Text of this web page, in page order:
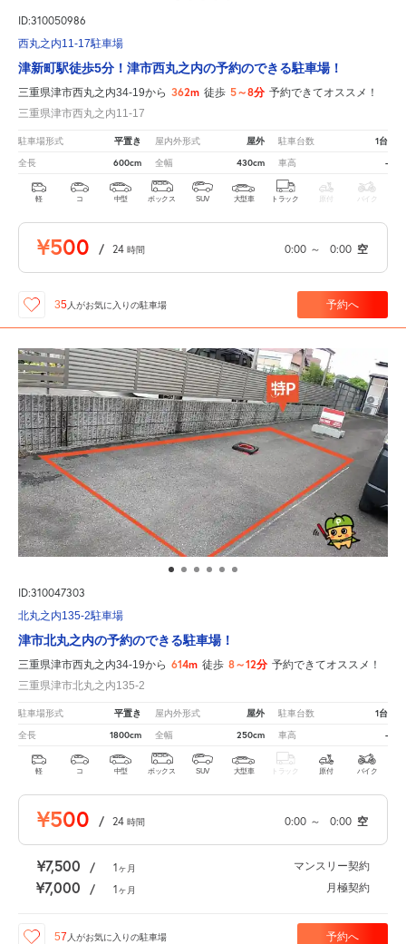
ID:310050986
西丸之内11-17駐車場
津新町駅徒歩5分！津市西丸之内の予約のできる駐車場！
三重県津市西丸之内34-19から 362m 徒歩 5～8分 予約できてオススメ！
三重県津市西丸之内11-17
駐車場形式 平置き 屋内外形式 屋外 駐車台数 1台
全長 600cm 全幅 430cm 車高 -
軽 コ 中型 ボックス SUV 大型車 トラック 原付 バイク
¥500 / 24 時間 0:00 ～ 0:00 空
35 人がお気に入りの駐車場 予約へ
ID:310047303
北丸之内135-2駐車場
津市北丸之内の予約のできる駐車場！
三重県津市西丸之内34-19から 614m 徒歩 8～12分 予約できてオススメ！
三重県津市北丸之内135-2
駐車場形式 平置き 屋内外形式 屋外 駐車台数 1台
全長 1800cm 全幅 250cm 車高 -
軽 コ 中型 ボックス SUV 大型車 トラック 原付 バイク
¥500 / 24 時間 0:00 ～ 0:00 空
¥7,500 / 1ヶ月 マンスリー契約
¥7,000 / 1ヶ月 月極契約
57 人がお気に入りの駐車場 予約へ